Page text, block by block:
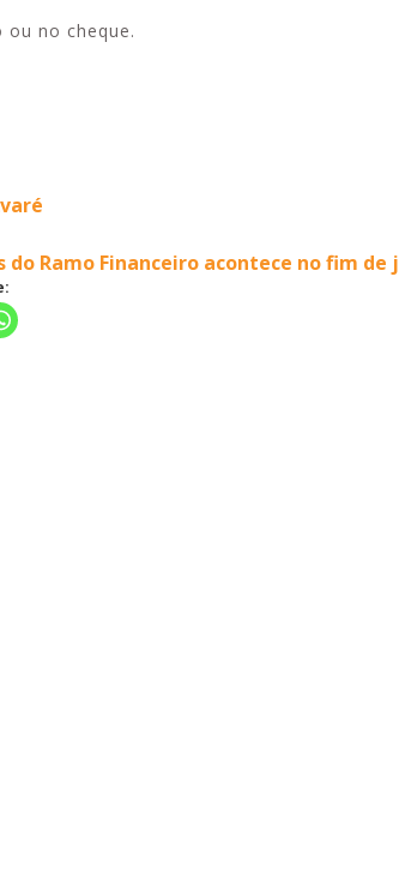
no cheque.
Ramo Financeiro acontece no fim de